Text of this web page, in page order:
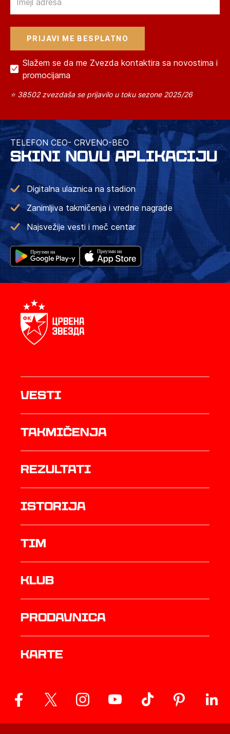
Slažem se da me Zvezda kontaktira sa novostima i
promocijama
⭐ 38502 zvezdaša se prijavilo u toku sezone 2025/26
TELEFON CEO- CRVENO-BEO
SKINI NOVU APLIKACIJU
Digitalna ulaznica na stadion
Zanimljiva takmičenja i vredne nagrade
Najsvežije vesti i meč centar
Vesti
Takmičenja
rezultati
istorija
TIM
Klub
prodavnica
Karte